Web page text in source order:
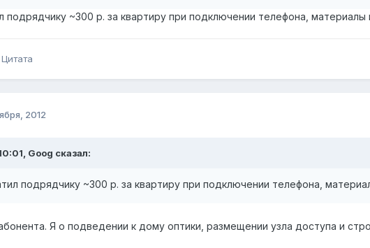
подрядчику ~300 р. за квартиру при подключении телефона, материалы
Цитата
2012
Goog сказал:
подрядчику ~300 р. за квартиру при подключении телефона,
Я о подведении к дому оптики, размещении узла доступа и